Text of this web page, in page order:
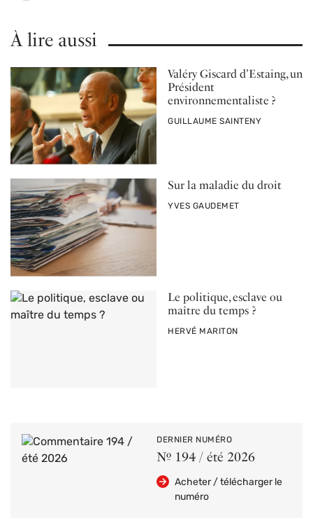
À lire aussi
Valéry Giscard d’Estaing, un
Président
environnementaliste ?
PAR
GUILLAUME SAINTENY
Sur la maladie du droit
PAR
YVES GAUDEMET
Le politique, esclave ou
maître du temps ?
PAR
HERVÉ MARITON
DERNIER NUMÉRO
Nº 194 / été 2026
Acheter / télécharger le
numéro